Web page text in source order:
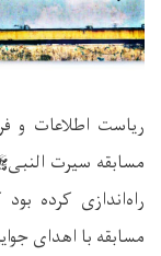
ریاست اطلاعات و
راه‌اندازی کرده
مسابقه با اهدای